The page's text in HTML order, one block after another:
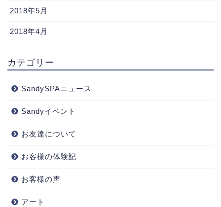
2018年5月
2018年4月
カテゴリー
SandySPAニュース
Sandyイベント
お友達について
お客様の体験記
お客様の声
アート